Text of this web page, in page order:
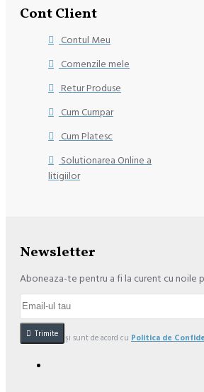
Cont Client
Contul Meu
Comenzile mele
Retur Produse
Cum Cumpar
Cum Platesc
Solutionarea Online a
litigiilor
Newsletter
Aboneaza-te pentru a fi la curent cu noile
Trimite
Am citit şi sunt de acord cu Politica de